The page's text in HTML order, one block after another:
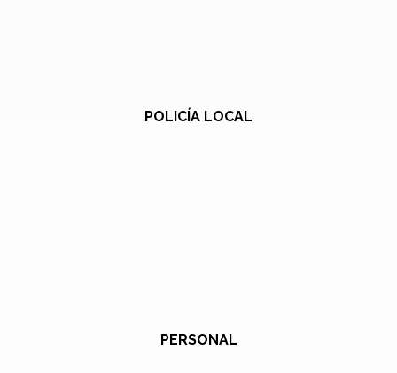
POLICÍA LOCAL
PERSONAL